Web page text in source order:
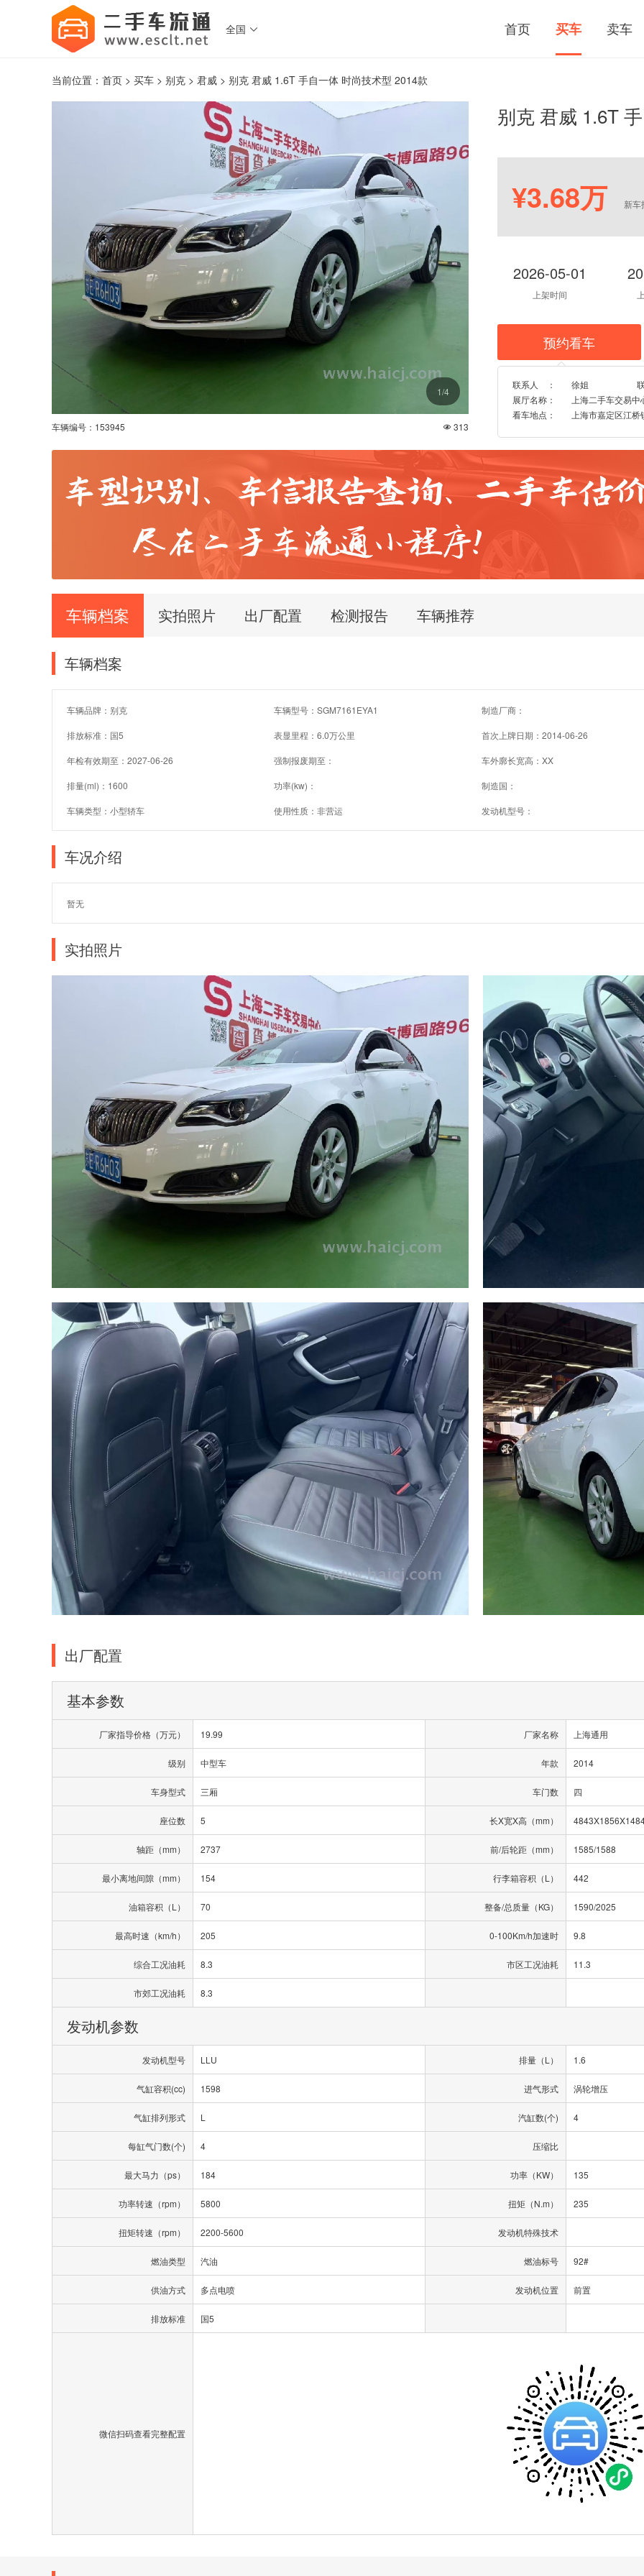
全国  卖车
买车
首页
当前位置： 首页 > 买车 > 别克 > 君威 > 别克 君威 1.6T 手自一体 时尚技术型 2014款
1/4
车辆编号： 153945  313
别克 君威 1.6T
¥3.68万 新车
2026-05-01
上架时间
预约看车

联系人 ： 徐姐
展厅名称：
上海二手车交易中
看车地点：
上海市嘉定区江
车辆档案 实拍照片 出厂配置 检测报告 车辆推荐
车辆档案
车辆品牌：别克 车辆型号：SGM7161EYA1 制造厂商：
排放标准：国5 表显里程：6.0万公里 首次上牌日期：2014-06-26
年检有效期至：2027-06-26 强制报废期至： 车外廓长宽高：XX
排量(ml)：1600 功率(kw)： 制造国：
车辆类型：小型轿车 使用性质：非营运 发动机型号：
车况介绍
暂无
实拍照片
出厂配置
基本参数
厂家指导价格（万元） 19.99 厂家名称 上海通用
级别 中型车 年款 2014
车身型式 三厢 车门数 四
座位数 5 长X宽X高（mm）
轴距（mm） 2737 前/后轮距（mm） 1585/1588
最小离地间隙（mm） 154 行李箱容积（L） 442
油箱容积（L） 70 整备/总质量（KG） 1590/2025
最高时速（km/h） 205 0-100Km/h加速时 9.8
综合工况油耗 8.3 市区工况油耗 11.3
市郊工况油耗 8.3
发动机参数
发动机型号 LLU 排量（L） 1.6
气缸容积(cc) 1598 进气形式 涡轮增压
气缸排列形式 L 汽缸数(个) 4
每缸气门数(个) 4 压缩比
最大马力（ps） 184 功率（KW） 135
功率转速（rpm） 5800 扭矩（N.m） 235
扭矩转速（rpm） 2200-5600 发动机特殊技术
燃油类型 汽油 燃油标号 92#
供油方式 多点电喷 发动机位置 前置
排放标准 国5
微信扫码查看完整配置